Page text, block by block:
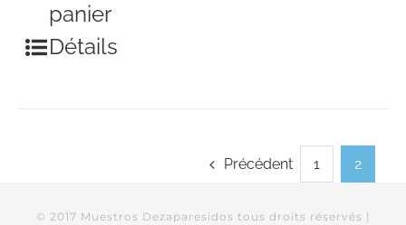
panier
Détails
Précédent 1 2
© 2017 Muestros Dezaparesidos tous droits réservés |